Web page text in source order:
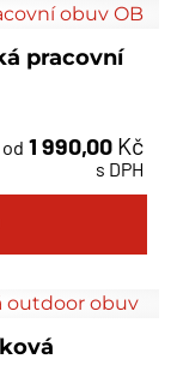
pracovní
od 1 990,00 Kč
s DPH